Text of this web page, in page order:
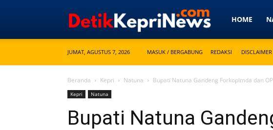
HOME
JUMAT, AGUSTUS 7, 2026 MASUK / BERGABUNG REDAKSI DISCLAIMER
Beranda Kepri Natuna Bupati Natuna Gandeng Forkopimda dan
Kepri Natuna
Bupati Natuna